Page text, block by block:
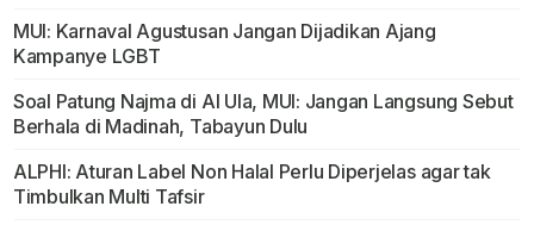
MUI: Karnaval Agustusan Jangan Dijadikan Ajang
Kampanye LGBT
Soal Patung Najma di Al Ula, MUI: Jangan Langsung Sebut
Berhala di Madinah, Tabayun Dulu
ALPHI: Aturan Label Non Halal Perlu Diperjelas agar tak
Timbulkan Multi Tafsir